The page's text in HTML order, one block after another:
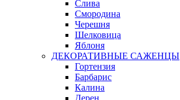
Слива
Смородина
Черешня
Шелковица
Яблоня
ДЕКОРАТИВНЫЕ САЖЕНЦЫ
Гортензия
Барбарис
Калина